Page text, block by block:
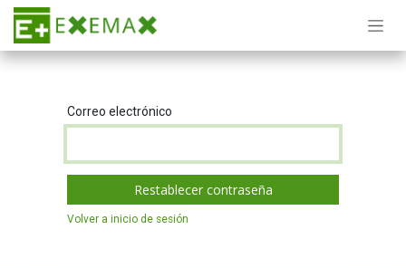
Ir al contenido
Correo electrónico
Restablecer contraseña
Volver a inicio de sesión